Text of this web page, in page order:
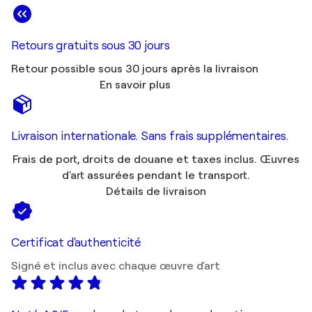
Retours gratuits sous 30 jours
Retour possible sous 30 jours après la livraison
En savoir plus
Livraison internationale. Sans frais supplémentaires.
Frais de port, droits de douane et taxes inclus. Œuvres
d'art assurées pendant le transport.
Détails de livraison
Certificat d'authenticité
Signé et inclus avec chaque œuvre d'art